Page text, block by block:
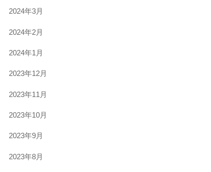
2024年3月
2024年2月
2024年1月
2023年12月
2023年11月
2023年10月
2023年9月
2023年8月